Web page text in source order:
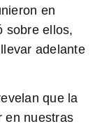
en
sobre ellos,
adelante
que la
en nuestras